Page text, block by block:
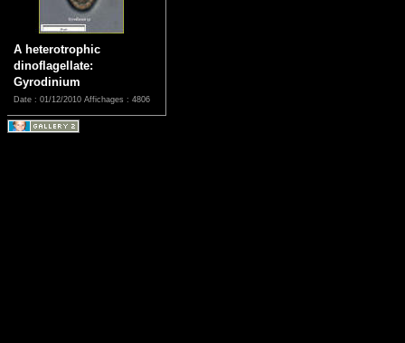
A heterotrophic
dinoflagellate:
Gyrodinium
Date : 01/12/2010 Affichages : 4806